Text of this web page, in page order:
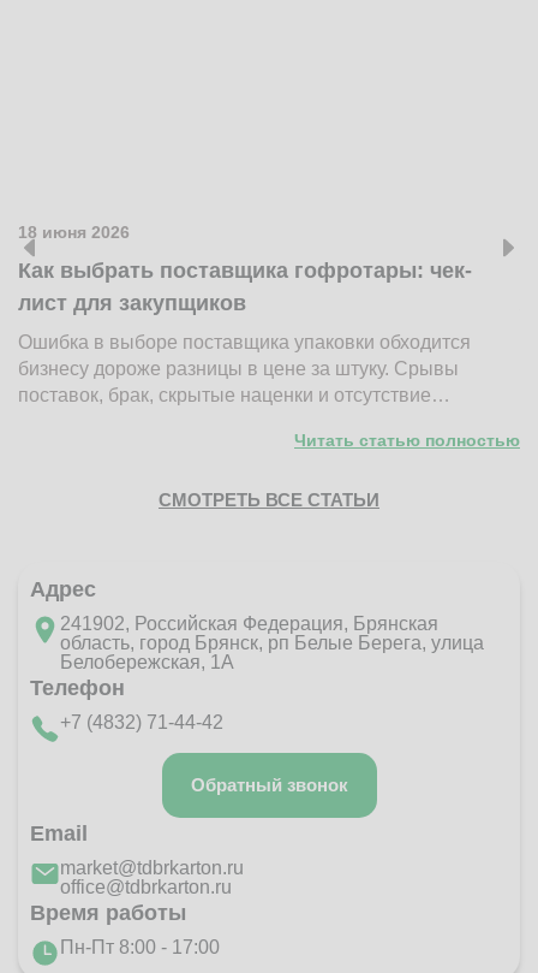
18 июня 2026
Как выбрать поставщика гофротары: чек-
лист для закупщиков
Ошибка в выборе поставщика упаковки обходится
бизнесу дороже разницы в цене за штуку. Срывы
поставок, брак, скрытые наценки и отсутствие…
Читать статью полностью
СМОТРЕТЬ ВСЕ СТАТЬИ
Адрес
241902, Российская Федерация, Брянская
область, город Брянск, рп Белые Берега, улица
Белобережская, 1А
Телефон
+7 (4832) 71-44-42
Обратный звонок
Email
market@tdbrkarton.ru
office@tdbrkarton.ru
Время работы
Пн-Пт 8:00 - 17:00